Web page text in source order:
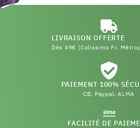
LIVRAISON OFFERTE
Dès 49€ (Colissimo Fr.
PAIEMENT 100%
CB, Paypal, ALMA
FACILITÉ DE